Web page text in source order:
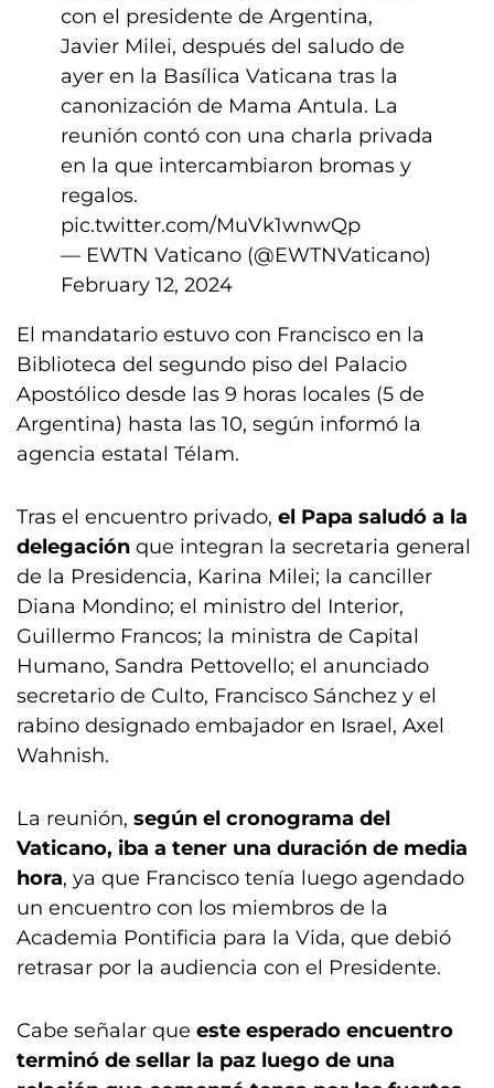
con el presidente de Argentina,
Javier Milei, después del saludo de
ayer en la Basílica Vaticana tras la
canonización de Mama Antula. La
reunión contó con una charla privada
en la que intercambiaron bromas y
regalos.
pic.twitter.com/MuVk1wnwQp
— EWTN Vaticano (@EWTNVaticano)
February 12, 2024
El mandatario estuvo con Francisco en la
Biblioteca del segundo piso del Palacio
Apostólico desde las 9 horas locales (5 de
Argentina) hasta las 10, según informó la
agencia estatal Télam.
Tras el encuentro privado, el Papa saludó a la
delegación que integran la secretaria general
de la Presidencia, Karina Milei; la canciller
Diana Mondino; el ministro del Interior,
Guillermo Francos; la ministra de Capital
Humano, Sandra Pettovello; el anunciado
secretario de Culto, Francisco Sánchez y el
rabino designado embajador en Israel, Axel
Wahnish.
La reunión, según el cronograma del
Vaticano, iba a tener una duración de media
hora, ya que Francisco tenía luego agendado
un encuentro con los miembros de la
Academia Pontificia para la Vida, que debió
retrasar por la audiencia con el Presidente.
Cabe señalar que este esperado encuentro
terminó de sellar la paz luego de una